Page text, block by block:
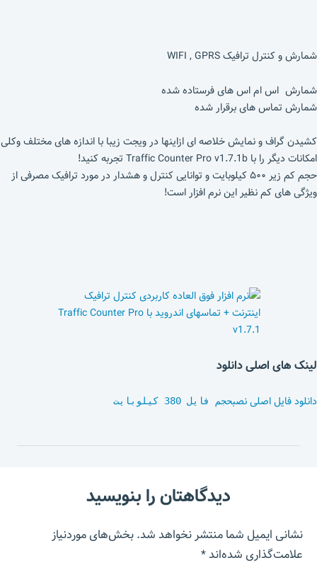
شمارش و کنترل ترافیک WIFI , GPRS
شمارش اس ام اس های فرستاده شده
شمارش تماس های برقرار شده
کشیدن گراف و نمایش خلاصه ای ازاینها در ویجت زیبا با اندازه های مختلف وکلی
امکانات دیگر را با Traffic Counter Pro v1.7.1b تجربه کنید!
حجم کم زیر ۵۰۰ کیلوبایت و توانایی کنترل و هشدار در مورد ترافیک مصرفی از
ویژگی های کم نظیر این نرم افزار است!
لینک های اصلی دانلود
دانلود فایل اصلی نصبحجم فایل 380 کیلوبایت
دیدگاهتان را بنویسید
نشانی ایمیل شما منتشر نخواهد شد.بخش‌های موردنیاز
علامت‌گذاری شده‌اند*